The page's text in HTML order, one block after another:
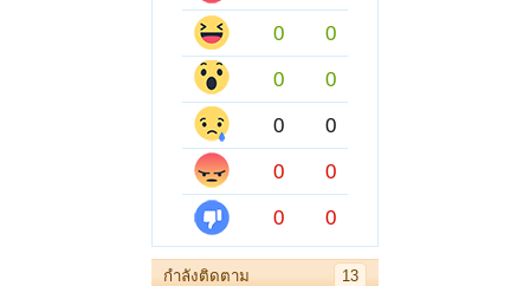
0
0
0
0
0
0
0
0
0
0
กำลังติดตาม 13